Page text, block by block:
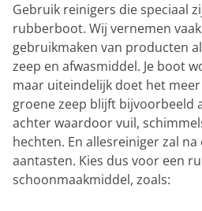
Gebruik reinigers die speciaal
rubberboot. Wij vernemen
gebruikmaken van producten
zeep en afwasmiddel. Je boot
maar uiteindelijk doet het
groene zeep blijft bijvoorbeeld
achter waardoor vuil,
hechten. En allesreiniger zal
aantasten. Kies dus voor een
schoonmaakmiddel, zoals: